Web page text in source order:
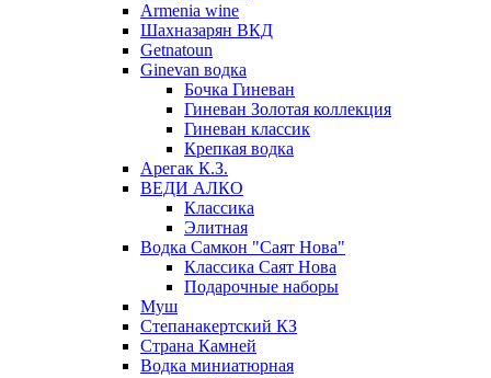
Armenia wine
Шахназарян ВКД
Getnatoun
Ginevan водка
Бочка Гиневан
Гиневан Золотая коллекция
Гиневан классик
Крепкая водка
Арегак К.З.
ВЕДИ АЛКО
Классика
Элитная
Водка Самкон "Саят Нова"
Классика Саят Нова
Подарочные наборы
Муш
Степанакертский КЗ
Страна Камней
Водка миниатюрная